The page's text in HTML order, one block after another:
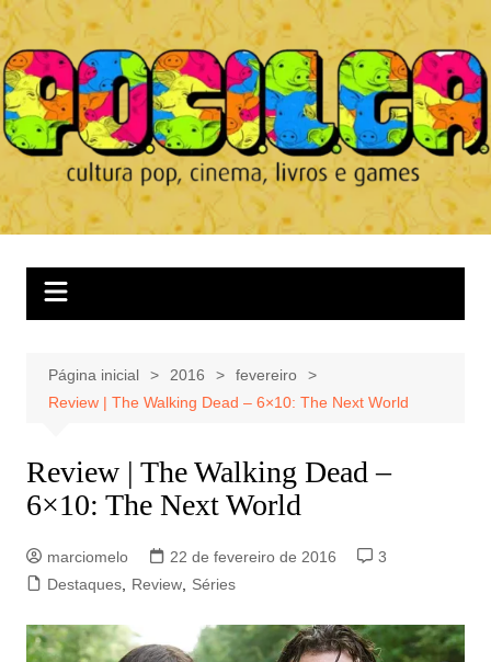
Ir
para
o
conteúdo
Página inicial 2016
fevereiro
Review | The Walking Dead – 6×10: The Next World
Review | The Walking Dead –
6×10: The Next World
marciomelo 22 de fevereiro de 2016
3
Destaques, Review, Séries